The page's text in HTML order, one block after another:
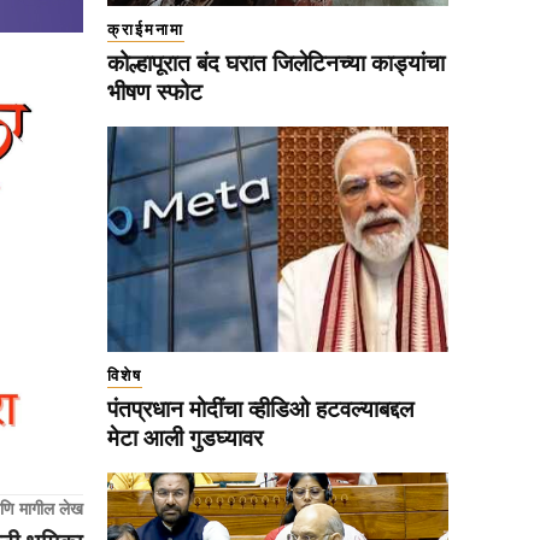
मागील लेख
क्राईमनामा
कोल्हापूरात बंद घरात जिलेटिनच्या काड्यांचा
भीषण स्फोट
विशेष
पंतप्रधान मोदींचा व्हीडिओ हटवल्याबद्दल
मेटा आली गुडघ्यावर